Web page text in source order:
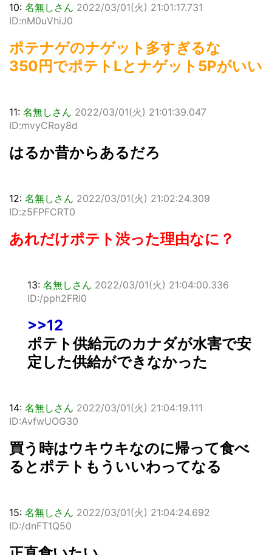
10: 名無しさん 2022/03/01(火) 21:01:17.731
ID:nM0uVhiJ0
ポテナゲのナゲット多すぎるな
350円でポテトLとナゲット5Pがいい
11: 名無しさん 2022/03/01(火) 21:01:39.047
ID:mvyCRoy8d
はるか昔からあるだろ
12: 名無しさん 2022/03/01(火) 21:02:24.309
ID:z5FPFCRT0
あれだけポテト渋った理由なに？
13: 名無しさん 2022/03/01(火) 21:04:00.336
ID:/pph2FRl0
>>12
ポテト供給元のカナダが水害で安
定した供給ができなかった
14: 名無しさん 2022/03/01(火) 21:04:19.111
ID:AvfwUOG30
買う時はウキウキなのに帰って食べ
るとポテトもういいわってなる
15: 名無しさん 2022/03/01(火) 21:04:24.692
ID:/dnFT1Q50